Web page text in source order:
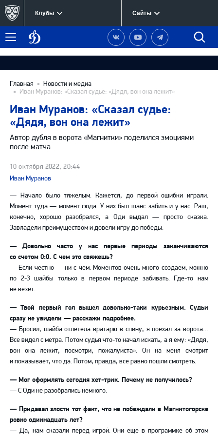
Клубы Сайты
Меню
Динамо
Москва
Наша
группа
Вконтакте
Наш
канал
YouTube
Наш
канал
Telegram
Главная
Новости и медиа
Иван Муранов: «Сказал судье: «Дядя, вон она лежит»
Иван Муранов: «Сказал судье:
«Дядя, вон она лежит»
Автор дубля в ворота «Магнитки» поделился эмоциями
после матча
10 октября 2022, 20:44
Иван Муранов
— Начало было тяжелым. Кажется, до первой ошибки играли.
Момент туда — момент сюда. У них был шанс забить и у нас. Раш,
конечно, хорошо разобрался, а Оди выдал — просто сказка.
Завладели преимуществом и довели игру до победы.
— Довольно часто у нас первые периоды заканчиваются
со счетом 0:0. С чем это свяжешь?
— Если честно — ни с чем. Моментов очень много создаем, можно
по 2-3 шайбы только в первом периоде забивать. Где-то нам
не везет.
— Твой первый гол вышел довольно-таки курьезным. Судьи
сразу не увидели — расскажи подробнее.
— Бросил, шайба отлетела вратарю в спину, я поехал за ворота…
Все видел с метра. Потом судья что-то начал искать, а я ему: «Дядя,
вон она лежит, посмотри, пожалуйста». Он на меня смотрит
и показывает, что да. Потом, правда, все равно пошли смотреть.
— Мог оформлять сегодня хет-трик. Почему не получилось?
— С Оди не разобрались немного.
— Придавал злости тот факт, что не побеждали в Магнитогорске
ровно одиннадцать лет?
— Да, нам сказали перед игрой. Они еще в программке об этом